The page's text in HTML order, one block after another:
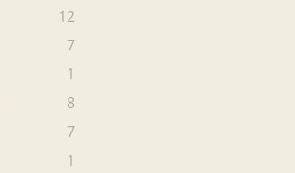
12
7
1
8
7
1